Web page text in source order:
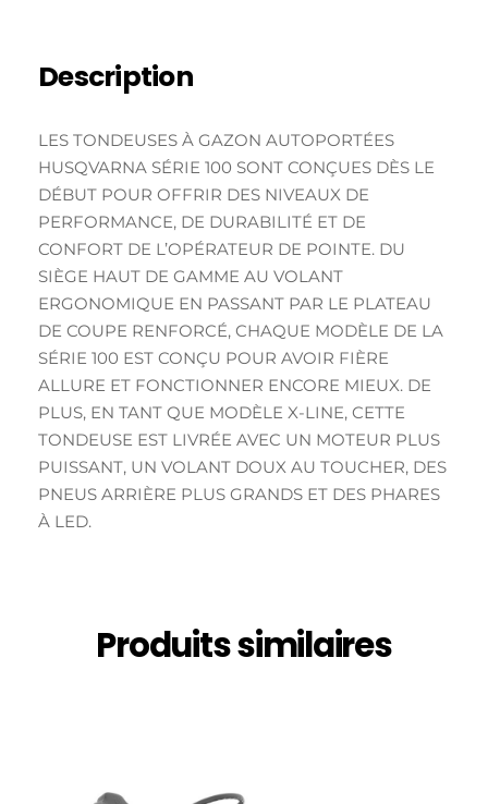
Description
LES TONDEUSES À GAZON AUTOPORTÉES
HUSQVARNA SÉRIE 100 SONT CONÇUES DÈS LE
DÉBUT POUR OFFRIR DES NIVEAUX DE
PERFORMANCE, DE DURABILITÉ ET DE
CONFORT DE L’OPÉRATEUR DE POINTE. DU
SIÈGE HAUT DE GAMME AU VOLANT
ERGONOMIQUE EN PASSANT PAR LE PLATEAU
DE COUPE RENFORCÉ, CHAQUE MODÈLE DE LA
SÉRIE 100 EST CONÇU POUR AVOIR FIÈRE
ALLURE ET FONCTIONNER ENCORE MIEUX. DE
PLUS, EN TANT QUE MODÈLE X-LINE, CETTE
TONDEUSE EST LIVRÉE AVEC UN MOTEUR PLUS
PUISSANT, UN VOLANT DOUX AU TOUCHER, DES
PNEUS ARRIÈRE PLUS GRANDS ET DES PHARES
À LED.
Produits similaires